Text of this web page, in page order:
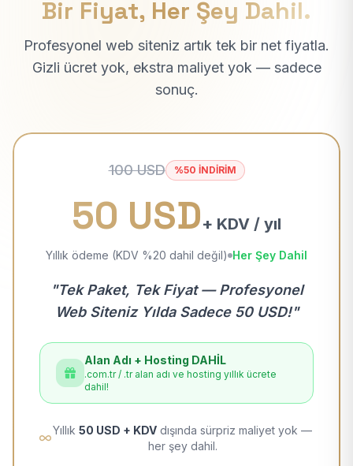
Bir Fiyat, Her Şey Dahil.
Profesyonel web siteniz artık tek bir net fiyatla.
Gizli ücret yok, ekstra maliyet yok — sadece
sonuç.
100 USD %50 İNDİRİM
50 USD+ KDV / yıl
Yıllık ödeme (KDV %20 dahil değil) Her Şey Dahil
"Tek Paket, Tek Fiyat — Profesyonel
Web Siteniz Yılda Sadece 50 USD!"
Alan Adı + Hosting DAHİL
.com.tr / .tr alan adı ve hosting yıllık ücrete
dahil!
Yıllık 50 USD + KDV dışında sürpriz maliyet yok —
her şey dahil.